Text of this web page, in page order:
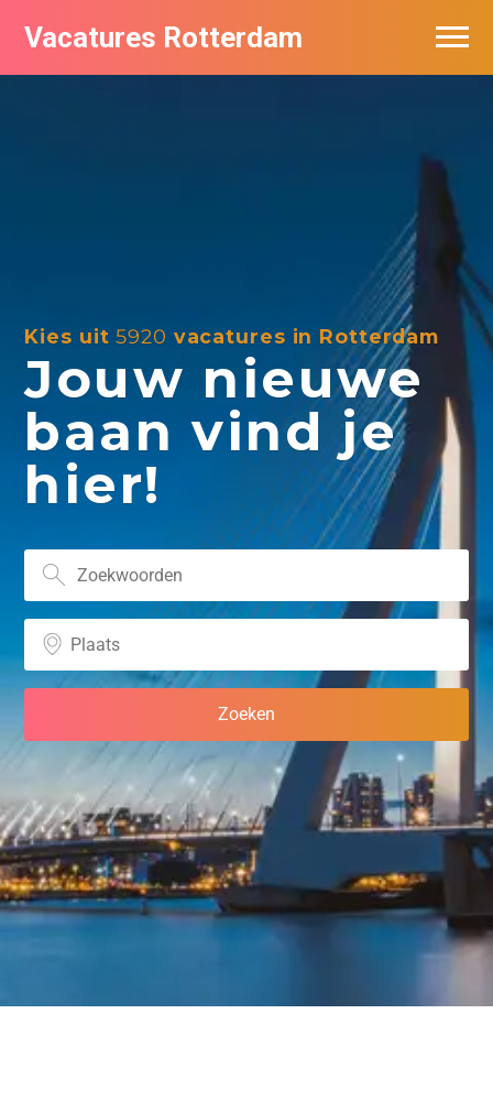
Vacatures Rotterdam
Kies uit5920 vacatures in Rotterdam
Jouw nieuwe
baan vind je
hier!
Vacatures per bedrijf